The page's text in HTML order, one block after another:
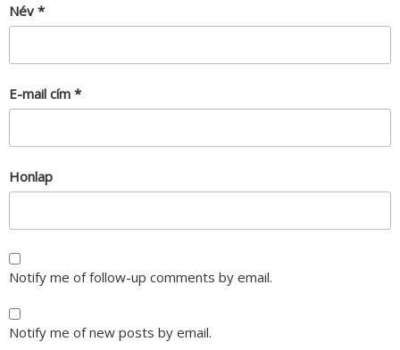
Név *
E-mail cím *
Honlap
Notify me of follow-up comments by email.
Notify me of new posts by email.